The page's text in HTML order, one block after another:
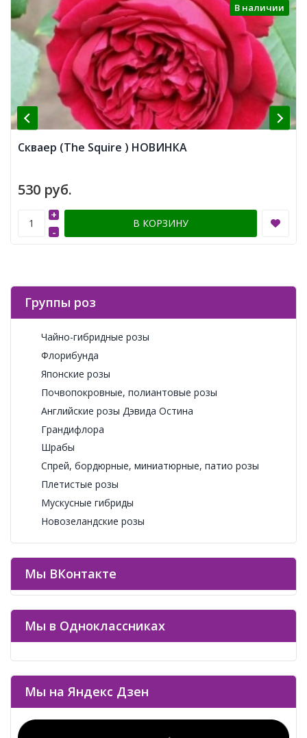
В наличии
Скваер (The Squire ) НОВИНКА
530 руб.
-
+
В КОРЗИНУ
Группы роз
Чайно-гибридные розы
Флорибунда
Японские розы
Почвопокровные, полиантовые розы
Английские розы Дэвида Остина
Грандифлора
Шрабы
Спрей, бордюрные, миниатюрные, патио розы
Плетистые розы
Мускусные гибриды
Новозеландские розы
Мы ВКонтакте
Мы в Одноклассниках
Мы на Яндекс Дзен